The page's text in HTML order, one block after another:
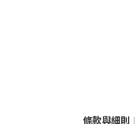
條款與細則 ｜